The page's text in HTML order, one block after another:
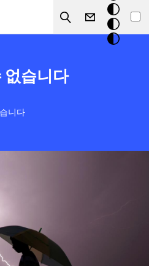
Search
크
모
드
없습니다
니다